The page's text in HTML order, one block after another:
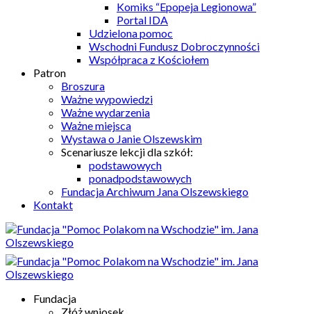
Komiks “Epopeja Legionowa”
Portal IDA
Udzielona pomoc
Wschodni Fundusz Dobroczynności
Współpraca z Kościołem
Patron
Broszura
Ważne wypowiedzi
Ważne wydarzenia
Ważne miejsca
Wystawa o Janie Olszewskim
Scenariusze lekcji dla szkół:
podstawowych
ponadpodstawowych
Fundacja Archiwum Jana Olszewskiego
Kontakt
Fundacja